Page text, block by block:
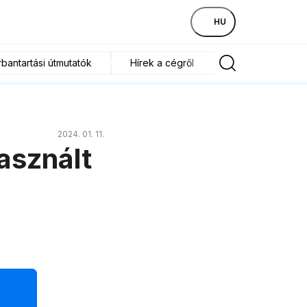
HU
útmutatók Hírek a cégről
2024. 01. 11.